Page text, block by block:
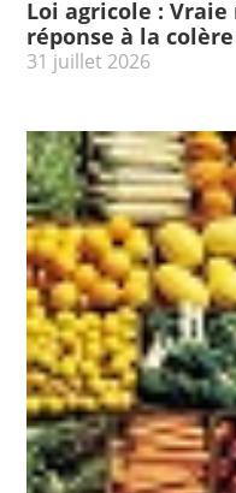
Loi agricole :
réponse à la colère
31 juillet 2026